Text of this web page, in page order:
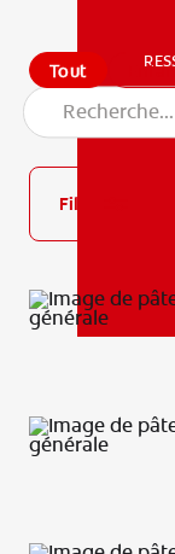
Tout
Filtre